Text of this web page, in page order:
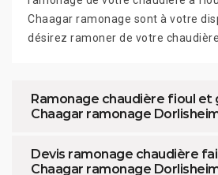
Chaagar ramonage sont à votre
désirez ramoner de votre chaudière.
Ramonage chaudière fioul et
Chaagar ramonage
Devis ramonage chaudière
Chaagar ramonage